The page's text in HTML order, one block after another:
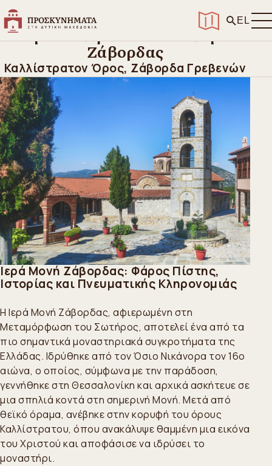
EL
Αρχική
Ιερά Μονή Οσίου Νικάνορα Ζάβορδας
Ιερά Μονή Οσίου Νικάνορα
Ζάβορδας
Καλλίστρατον Όρος, Ζάβορδα Γρεβενών
Ιερά Μονή Ζάβορδας: Φάρος Πίστης,
Ιστορίας και Πνευματικής Κληρονομιάς
Η Ιερά Μονή Ζάβορδας, αφιερωμένη στη
Μεταμόρφωση του Σωτήρος, αποτελεί ένα από τα
πιο σημαντικά μοναστηριακά συγκροτήματα της
Ελλάδας. Ιδρύθηκε από τον Όσιο Νικάνορα τον 16ο
αιώνα, ο οποίος, σύμφωνα με την παράδοση,
γεννήθηκε στη Θεσσαλονίκη και αρχικά ασκήτευε σε
μια σπηλιά κοντά στη σημερινή Μονή. Μετά από
θεϊκό όραμα, ανέβηκε στην κορυφή του όρους
Καλλίστρατου, όπου ανακάλυψε θαμμένη μια εικόνα
του Χριστού και αποφάσισε να ιδρύσει το
μοναστήρι.